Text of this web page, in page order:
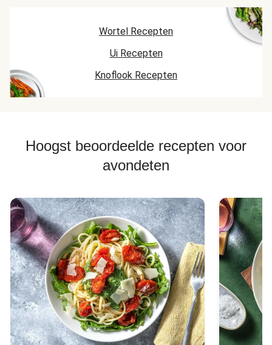
Wortel Recepten
Ui Recepten
Knoflook Recepten
Hoogst beoordeelde recepten voor
avondeten